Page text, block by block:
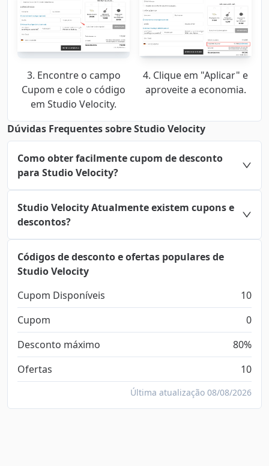
3. Encontre o campo
Cupom e cole o código
em Studio Velocity.
4. Clique em "Aplicar" e
aproveite a economia.
Dúvidas Frequentes sobre Studio Velocity
Como obter facilmente cupom de desconto
para Studio Velocity?
Studio Velocity Atualmente existem cupons e
descontos?
Códigos de desconto e ofertas populares de
Studio Velocity
Cupom Disponíveis
10
Cupom
0
Desconto máximo
80%
Ofertas
10
Última atualização 08/08/2026